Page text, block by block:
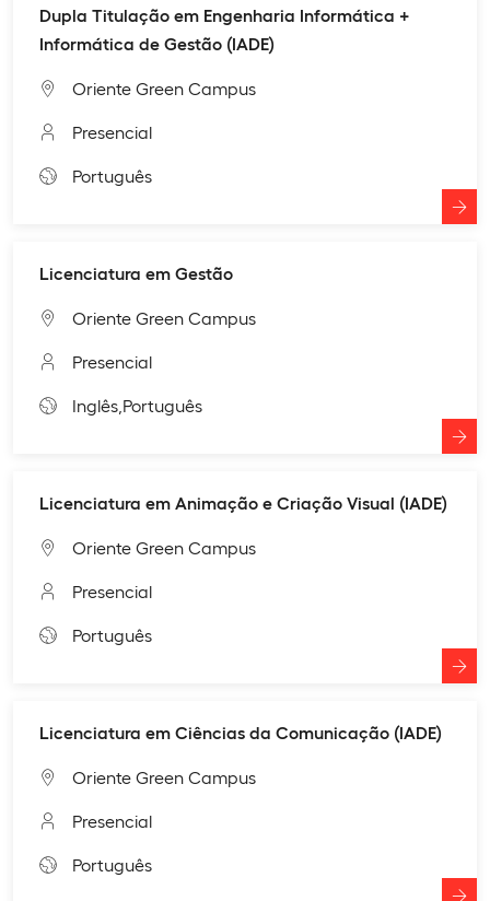
Dupla Titulação em Engenharia Informática +
Informática de Gestão (IADE)
Oriente Green Campus
Presencial
Português
Licenciatura em Gestão
Oriente Green Campus
Presencial
Inglês, Português
Licenciatura em Animação e Criação Visual (IADE)
Oriente Green Campus
Presencial
Português
Licenciatura em Ciências da Comunicação (IADE)
Oriente Green Campus
Presencial
Português